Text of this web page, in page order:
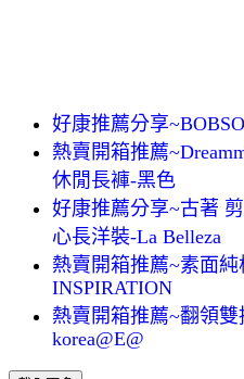
好康推薦分享
熱賣開箱推薦
休閒長褲-黑色
好康推薦分享~古著
心長洋裝-La Belleza
熱賣開箱推薦~素面
INSPIRATION
熱賣開箱推薦~翻領
korea@E@